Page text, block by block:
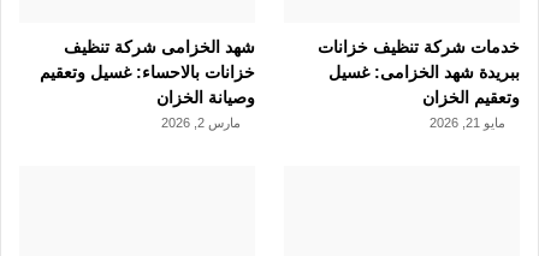
خدمات شركة تنظيف خزانات
ببريدة شهد الخزامى: غسيل
وتعقيم الخزان
مايو 21, 2026
شهد الخزامى شركة تنظيف
خزانات بالاحساء: غسيل وتعقيم
وصيانة الخزان
مارس 2, 2026